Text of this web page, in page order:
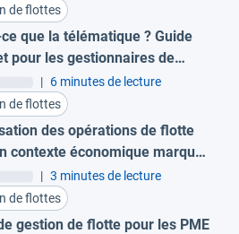
de flottes
ce que la télématique ? Guide
pour les gestionnaires de
| 6 minutes de lecture
de flottes
des opérations de flotte
contexte économique marqué
coûts élevés
| 3 minutes de lecture
de flottes
gestion de flotte pour les PME